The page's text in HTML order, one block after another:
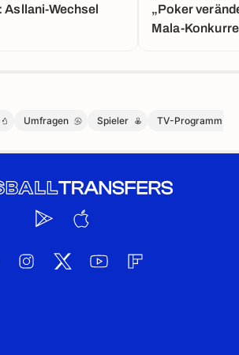
Asllani-Wechsel
„Poker
Mala-
Umfragen Spieler TV-Programm